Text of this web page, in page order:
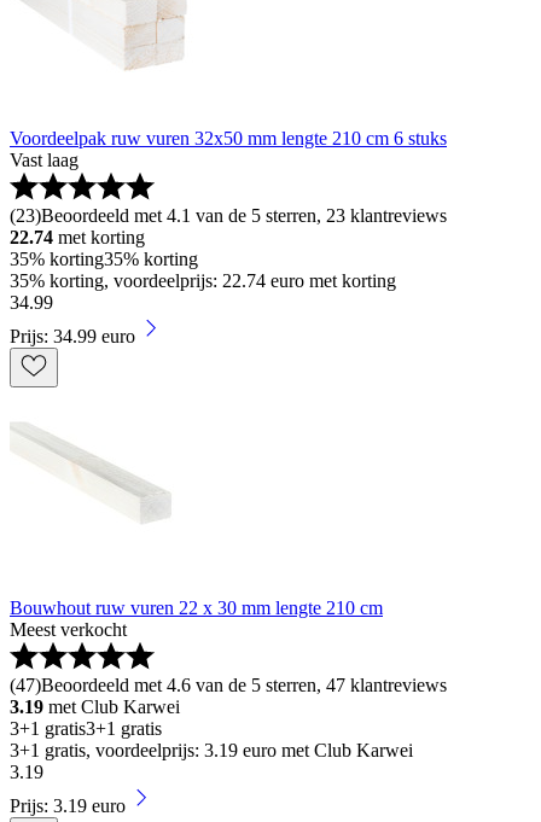
Voordeelpak ruw vuren 32x50 mm lengte 210 cm 6 stuks
Vast laag
(23)Beoordeeld met 4.1 van de 5 sterren, 23 klantreviews
22.74 met korting
35% korting35% korting
35% korting, voordeelprijs: 22.74 euro met korting
34.99
Prijs: 34.99 euro
Bouwhout ruw vuren 22 x 30 mm lengte 210 cm
Meest verkocht
(47)Beoordeeld met 4.6 van de 5 sterren, 47 klantreviews
3.19 met Club Karwei
3+1 gratis3+1 gratis
3+1 gratis, voordeelprijs: 3.19 euro met Club Karwei
3.19
Prijs: 3.19 euro